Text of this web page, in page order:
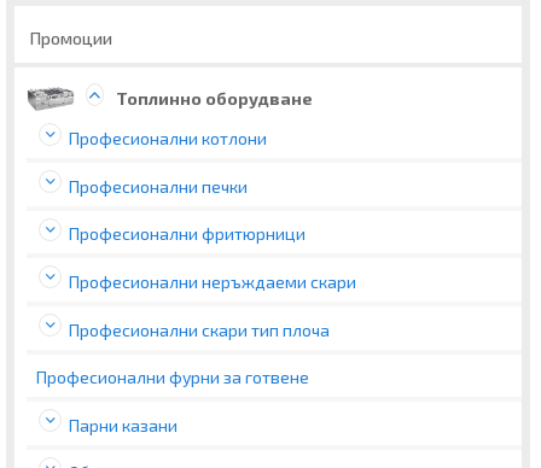
Промоции
Топлинно оборудване
Професионални котлони
Професионални печки
Професионални фритюрници
Професионални неръждаеми скари
Професионални скари тип плоча
Професионални фурни за готвене
Парни казани